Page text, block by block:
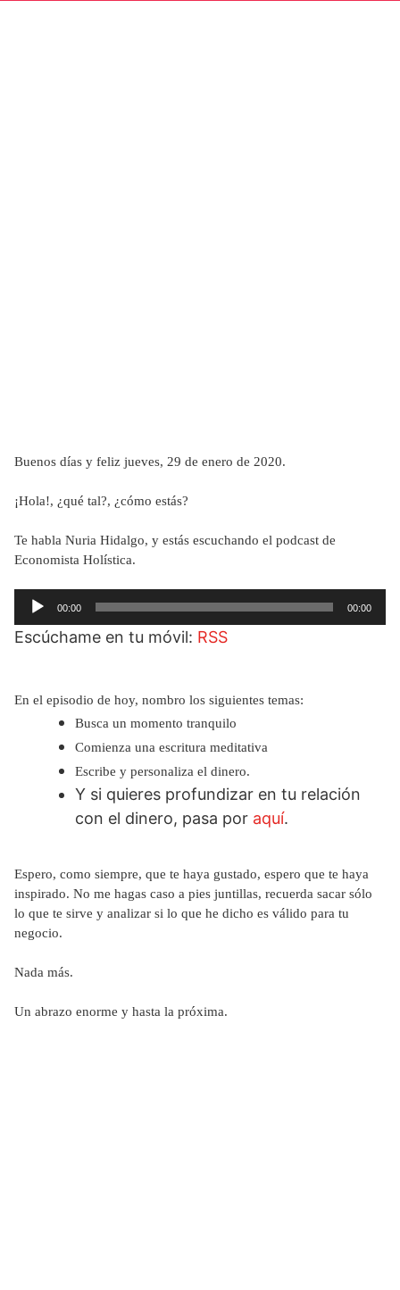
Buenos días y feliz jueves, 29 de enero de 2020.
¡Hola!, ¿qué tal?, ¿cómo estás?
Te habla Nuria Hidalgo, y estás escuchando el podcast de
Economista Holística.
Reproductor
audio
00:00 00:00
Escúchame en tu móvil: RSS
En el episodio de hoy, nombro los siguientes temas:
Busca un momento tranquilo
Comienza una escritura meditativa
Escribe y personaliza el dinero.
Y si quieres profundizar en tu relación
con el dinero, pasa por aquí.
Espero, como siempre, que te haya gustado, espero que te haya
inspirado. No me hagas caso a pies juntillas, recuerda sacar sólo
lo que te sirve y analizar si lo que he dicho es válido para tu
negocio.
Nada más.
Un abrazo enorme y hasta la próxima.